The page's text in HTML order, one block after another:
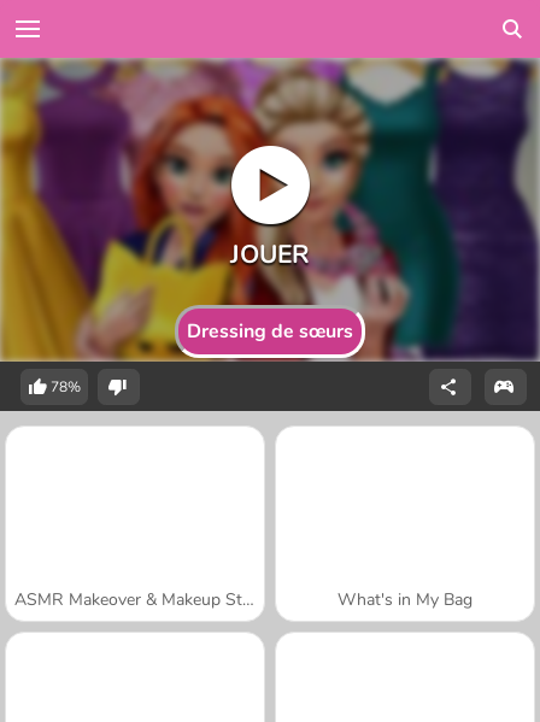
Dressing de sœurs
78%
ASMR Makeover & Makeup Studio What's in My Bag